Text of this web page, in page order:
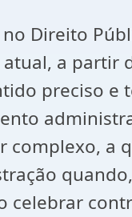
Direito
a partir
preciso e
complexo, a
quando,
celebrar